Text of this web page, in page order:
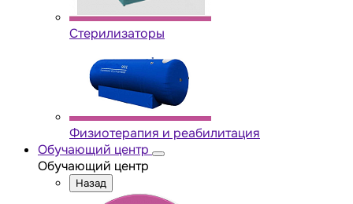
Стерилизаторы
Физиотерапия и реабилитация
Обучающий центр
Обучающий центр
Назад